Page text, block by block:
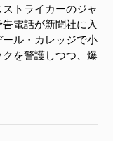
トライカーのジャ
電話が新聞社に入
ル・カレッジで小
を警護しつつ、爆